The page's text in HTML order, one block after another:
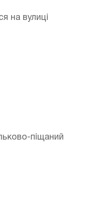
на вулиці
піщаний